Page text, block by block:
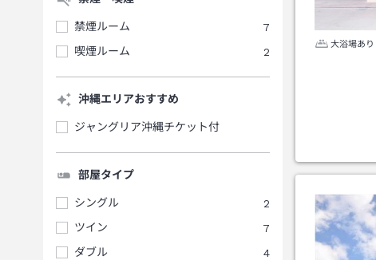
禁煙ルーム
7
喫煙ルーム
2
沖縄エリアおすすめ
ジャングリア沖縄チケット付
部屋タイプ
シングル
2
ツイン
7
ダブル
4
大浴場あり